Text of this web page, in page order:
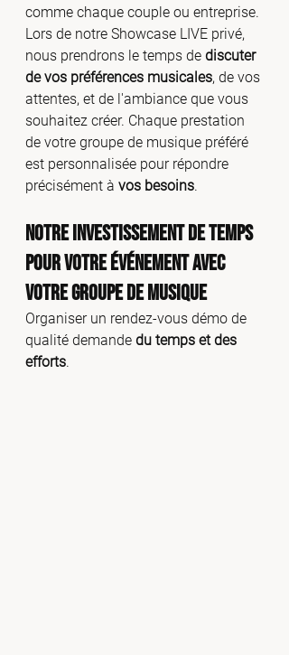
comme chaque couple ou entreprise.
Lors de notre Showcase LIVE privé,
nous prendrons le temps de discuter
de vos préférences musicales, de vos
attentes, et de l'ambiance que vous
souhaitez créer. Chaque prestation
de votre groupe de musique préféré
est personnalisée pour répondre
précisément à vos besoins.
Notre Investissement de Temps
pour Votre Événement avec
Votre Groupe de Musique
Organiser un rendez-vous démo de
qualité demande du temps et des
efforts.